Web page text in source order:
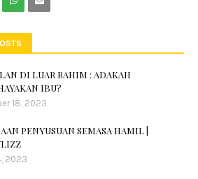
DI LUAR RAHIM : ADAKAH
IBU?
18, 2023
PENYUSUAN SEMASA HAMIL |
2023